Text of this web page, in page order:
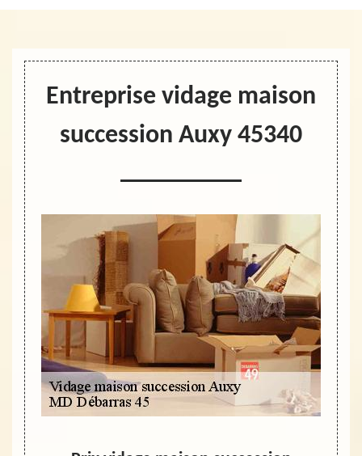
Entreprise vidage maison
succession Auxy 45340